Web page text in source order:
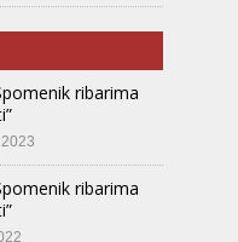
ribarima
ribarima